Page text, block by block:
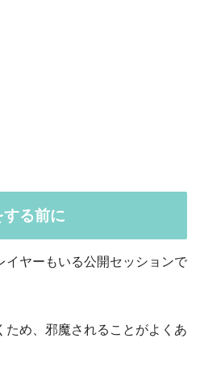
る前に
イヤーもいる公開セッションで
ため、邪魔されることがよくあ